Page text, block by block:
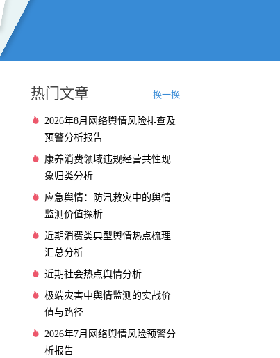
热门文章 换一换
2026年8月网络舆情风险排查及
预警分析报告
康养消费领域违规经营共性现
象归类分析
应急舆情：防汛救灾中的舆情
监测价值探析
近期消费类典型舆情热点梳理
汇总分析
近期社会热点舆情分析
极端灾害中舆情监测的实战价
值与路径
2026年7月网络舆情风险预警分
析报告